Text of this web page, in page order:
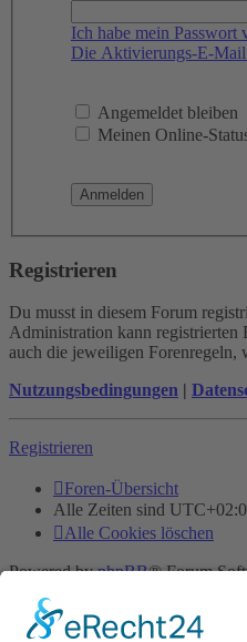
Ich habe mein Passwort
Die Aktivierungs-E-Mail
Angemeldet bleiben
Meinen Online-
Registrieren
Du musst in diesem Forum
Administration kann registrierten
auch die jeweiligen Forenregeln,
Nutzungsbedingungen |
Registrieren
Foren-Übersicht
Alle Zeiten sind
Alle Cookies löschen
Powered byphpBB® Forum
Deutsche Übersetzung durch